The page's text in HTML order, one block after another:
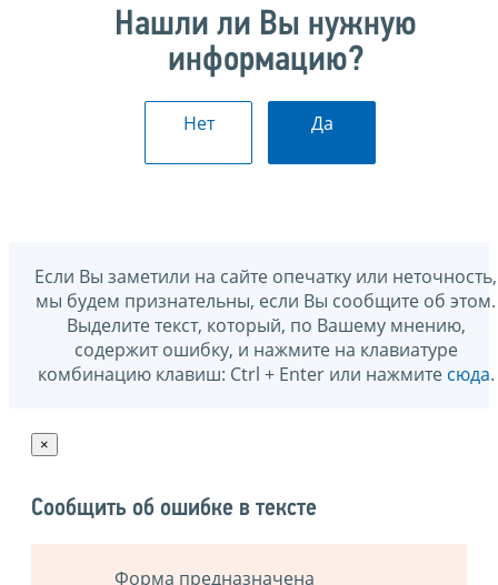
Нашли ли Вы нужную
информацию?
Нет Да
Если Вы заметили на сайте опечатку или неточность,
мы будем признательны, если Вы сообщите об этом.
Выделите текст, который, по Вашему мнению,
содержит ошибку, и нажмите на клавиатуре
комбинацию клавиш: Ctrl + Enter или нажмите сюда.
×
Сообщить об ошибке в тексте
Форма предназначена